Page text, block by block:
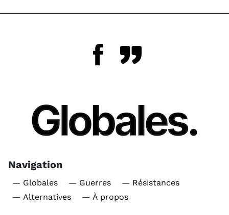
Navigation
— Globales — Guerres
— Résistances
— Alternatives
— À propos